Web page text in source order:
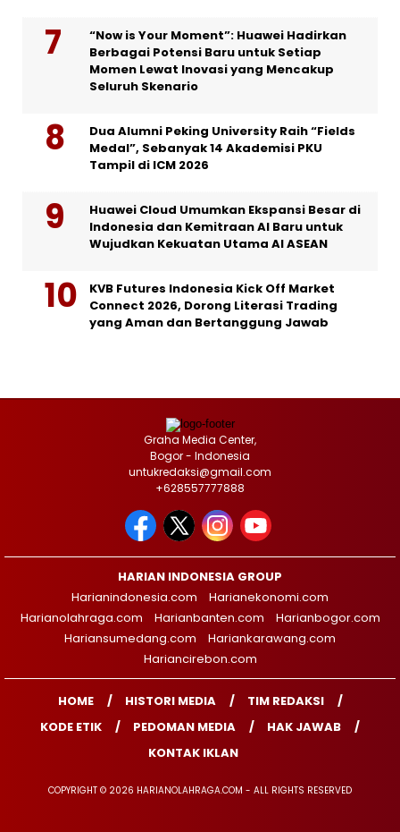
“Now is Your Moment”: Huawei Hadirkan
Berbagai Potensi Baru untuk Setiap
Momen Lewat Inovasi yang Mencakup
Seluruh Skenario
Dua Alumni Peking University Raih “Fields
Medal”, Sebanyak 14 Akademisi PKU
Tampil di ICM 2026
Huawei Cloud Umumkan Ekspansi Besar di
Indonesia dan Kemitraan AI Baru untuk
Wujudkan Kekuatan Utama AI ASEAN
KVB Futures Indonesia Kick Off Market
Connect 2026, Dorong Literasi Trading
yang Aman dan Bertanggung Jawab
Graha Media Center,
Bogor - Indonesia
untukredaksi@gmail.com
+628557777888
HARIAN INDONESIA GROUP
Harianindonesia.com
Harianekonomi.com
Harianolahraga.com
Harianbanten.com
Harianbogor.com
Hariansumedang.com
Hariankarawang.com
Hariancirebon.com
HOME HISTORI MEDIA
TIM REDAKSI
KODE ETIK
PEDOMAN MEDIA
HAK JAWAB
KONTAK IKLAN
COPYRIGHT © 2026 HARIANOLAHRAGA.COM - ALL RIGHTS RESERVED